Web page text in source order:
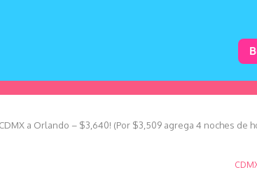
a Orlando – $3,640! (Por $3,509 agrega 4 noches de